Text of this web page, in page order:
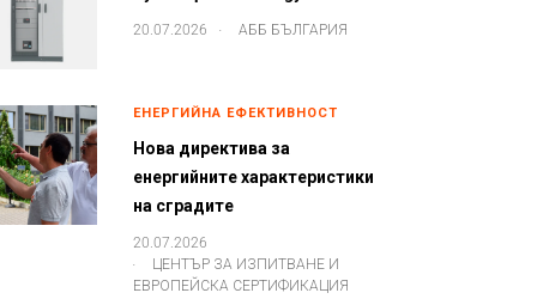
20.07.2026 . АББ БЪЛГАРИЯ
ЕНЕРГИЙНА ЕФЕКТИВНОСТ
Нова директива за
енергийните характеристики
на сградите
20.07.2026
.
ЦЕНТЪР ЗА ИЗПИТВАНЕ И
ЕВРОПЕЙСКА СЕРТИФИКАЦИЯ